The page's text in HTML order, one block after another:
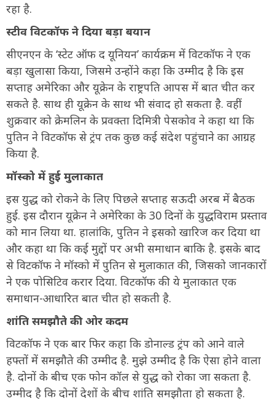
रहा है.
स्टीव विटकॉफ ने दिया बड़ा बयान
सीएनएन के ‘स्टेट ऑफ द यूनियन’ कार्यक्रम में विटकॉफ ने एक
बड़ा खुलासा किया, जिसमे उन्होंने कहा कि उम्मीद है कि इस
सप्ताह अमेरिका और यूक्रेन के राष्ट्रपति आपस में बात चीत कर
सकते है. साथ ही यूक्रेन के साथ भी संवाद हो सकता है. वहीं
शुक्रवार को क्रेमलिन के प्रवक्ता दिमित्री पेसकोव ने कहा था कि
पुतिन ने विटकॉफ से ट्रंप तक कुछ कई संदेश पहुंचाने का आग्रह
किया है.
मॉस्को में हुई मुलाकात
इस युद्ध को रोकने के लिए पिछले सप्ताह सऊदी अरब में बैठक
हुई. इस दौरान यूक्रेन ने अमेरिका के 30 दिनों के युद्धविराम प्रस्ताव
को मान लिया था. हालांकि, पुतिन ने इसको खारिज कर दिया था
और कहा था कि कई मुद्दों पर अभी समाधान बाकि है. इसके बाद
से विटकॉफ ने मॉस्को में पुतिन से मुलाकात की, जिसको जानकारों
ने एक पोसिटिव करार दिया. विटकॉफ की ये मुलाकात एक
समाधान-आधारित बात चीत हो सकती है.
शांति समझौते की ओर कदम
विटकॉफ ने एक बार फिर कहा कि डोनाल्ड ट्रंप को आने वाले
हफ्तों में समझौते की उम्मीद है. मुझे उम्मीद है कि ऐसा होने वाला
है. दोनों के बीच एक फोन कॉल से युद्ध को रोका जा सकता है.
उम्मीद है कि दोनों देशों के बीच शांति समझौता हो सकता है.